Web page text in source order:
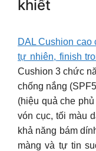
khiết
DAL Cushion cao
tự nhiên, finish
Cushion 3 chức
chống nắng
(hiệu quả che
vón cục, tối màu
khả năng bám
màng và tự tin